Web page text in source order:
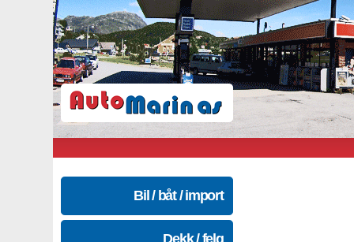
Bil / båt / import
Dekk / felg